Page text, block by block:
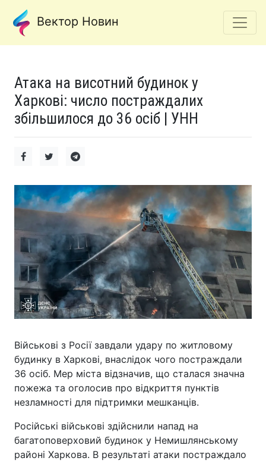
Вектор Новин
Атака на висотний будинок у
Харкові: число постраждалих
збільшилося до 36 осіб | УНН
Військові з Росії завдали удару по житловому
будинку в Харкові, внаслідок чого постраждали
36 осіб. Мер міста відзначив, що сталася значна
пожежа та оголосив про відкриття пунктів
незламності для підтримки мешканців.
Російські військові здійснили напад на
багатоповерховий будинок у Немишлянському
районі Харкова. В результаті атаки постраждало